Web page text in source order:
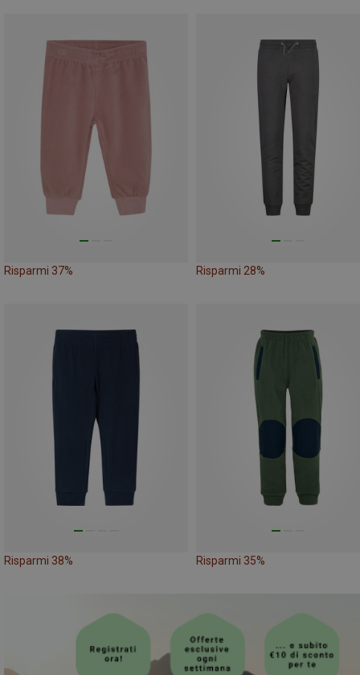
Risparmi 37% Risparmi 28%
Risparmi 38% Risparmi 35%